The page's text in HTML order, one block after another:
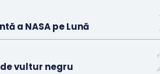
a NASA pe Lună
vultur negru